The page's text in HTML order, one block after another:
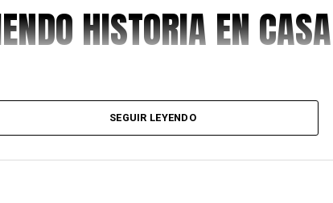
HISTORIA EN CASA
SEGUIR LEYENDO